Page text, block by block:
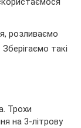
розливаємо
такі
Трохи
на 3-літрову